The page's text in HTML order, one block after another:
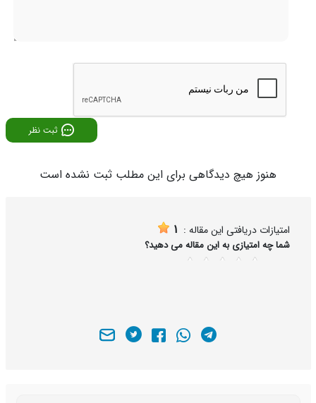
ثبت نظر
هنوز هیچ دیدگاهی برای این مطلب ثبت نشده است
امتیازات دریافتی این مقاله : 1
شما چه امتیازی به این مقاله می دهید؟